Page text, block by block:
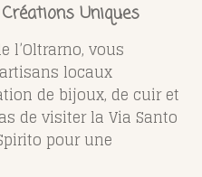
Uniques
l’Oltrarno, vous
locaux
de bijoux, de cuir et
de visiter la Via Santo
pour une